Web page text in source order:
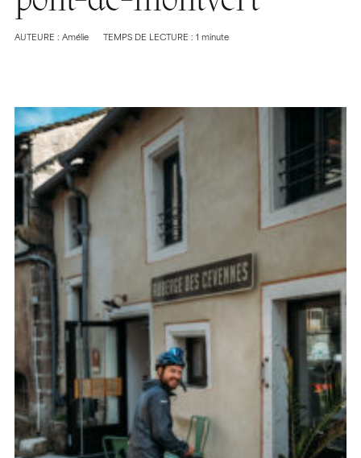
AUTEURE : Amélie TEMPS DE LECTURE : 1 minute